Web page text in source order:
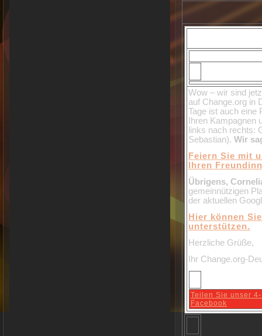
Wow – wir sind
auf Change.org in
Tage ist auch eine
Ihren
links nach rechts:
Sebastian). Wir
Feiern Sie mit
Ihren
Übrigens,
gemeinnützigen
der aktuellen
Hier können
unterstützen.
Herzliche Grüße,
Ihr Change.org-
Teilen Sie unser
Facebook